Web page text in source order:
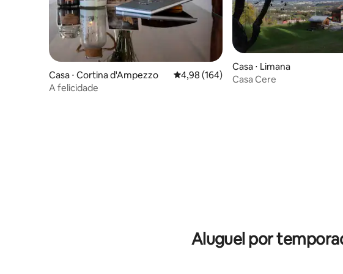
Casa ⋅ Cortina d'Ampezzo 4,98 de uma avaliação média de 5, 164
4,98 (164)
A felicidade
Casa ⋅ Limana
Casa Cere
Aluguel por